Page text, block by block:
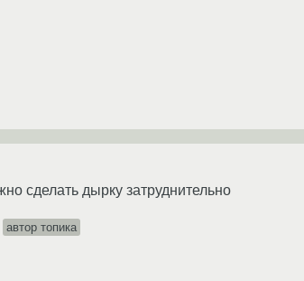
сделать дырку затруднительно
автор топика